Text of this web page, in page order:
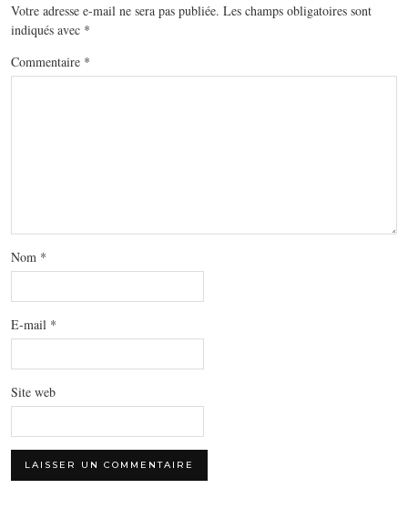
Votre adresse e-mail ne sera pas publiée. Les champs obligatoires sont
indiqués avec *
Commentaire *
Nom *
E-mail *
Site web